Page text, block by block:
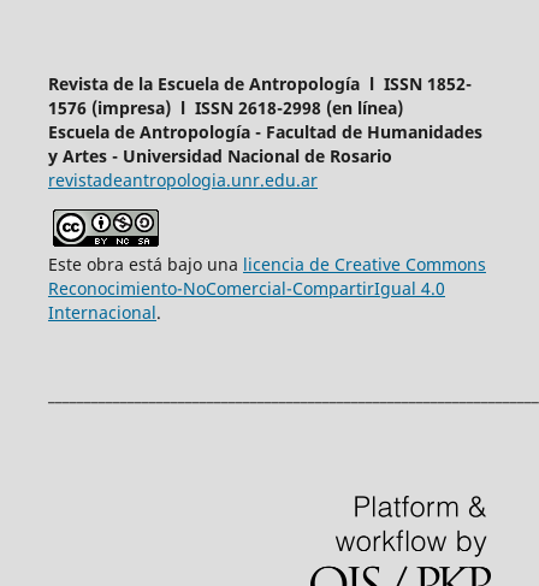
Revista de la Escuela de Antropología l ISSN 1852-
1576 (impresa) l ISSN 2618-2998 (en línea)
Escuela de Antropología - Facultad de Humanidades
y Artes - Universidad Nacional de Rosario
revistadeantropologia.unr.edu.ar
Este obra está bajo una licencia de Creative Commons
Reconocimiento-NoComercial-CompartirIgual 4.0
Internacional.